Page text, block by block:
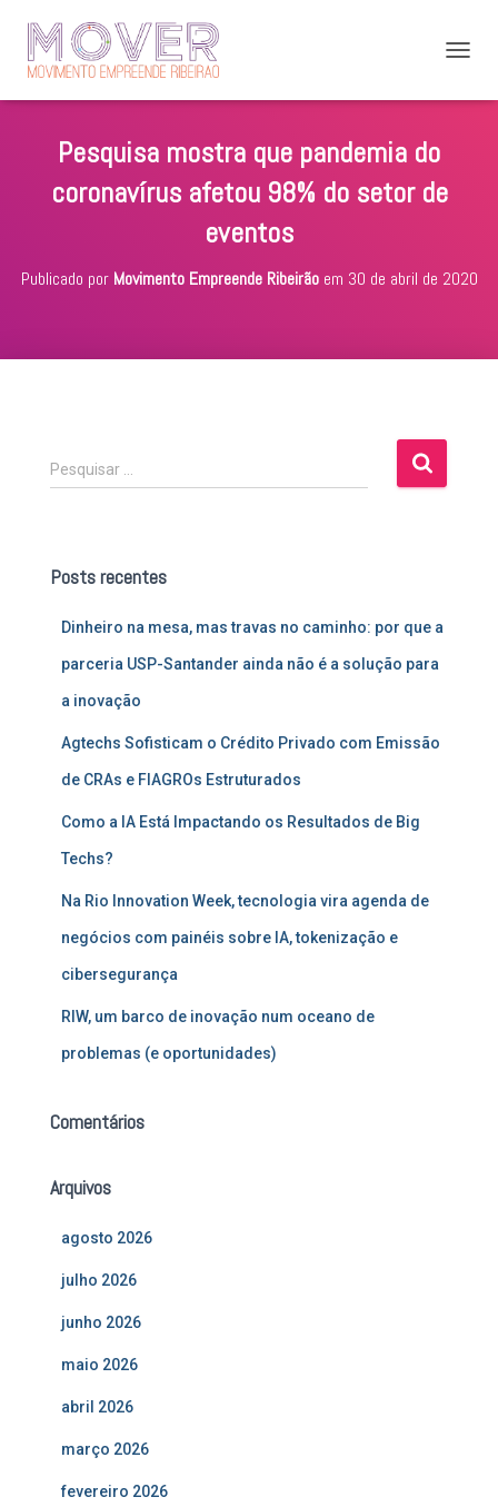
V
Ç
Pesquisa mostra que pandemia do
coronavírus afetou 98% do setor de
eventos
Publicado por Movimento Empreende Ribeirãoem 30 de abril de 2020
P
e
i
Pesquisar …
Posts recentes
Dinheiro na mesa, mas travas no caminho: por que a
parceria USP-Santander ainda não é a solução para
a inovação
Agtechs Sofisticam o Crédito Privado com Emissão
de CRAs e FIAGROs Estruturados
Como a IA Está Impactando os Resultados de Big
Techs?
Na Rio Innovation Week, tecnologia vira agenda de
negócios com painéis sobre IA, tokenização e
cibersegurança
RIW, um barco de inovação num oceano de
problemas (e oportunidades)
Comentários
Arquivos
agosto 2026
julho 2026
junho 2026
maio 2026
abril 2026
março 2026
fevereiro 2026